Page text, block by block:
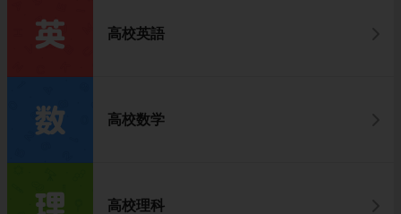
高校英語
高校数学
高校理科